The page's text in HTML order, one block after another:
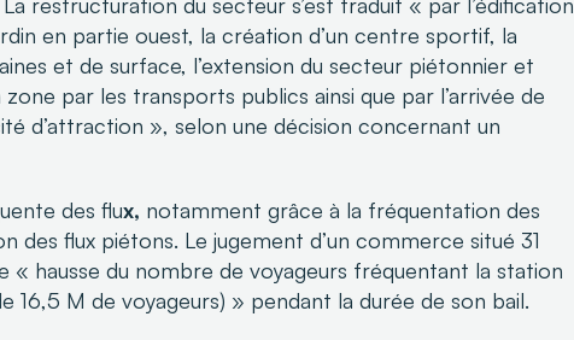
en partie ouest, la création d’un centre sportif, la
et de surface, l’extension du secteur piétonnier et
par les transports publics ainsi que par l’arrivée de
d’attraction », selon une décision concernant un
des flux, notamment grâce à la fréquentation des
des flux piétons. Le jugement d’un commerce situé 31
« hausse du nombre de voyageurs fréquentant la station
16,5 M de voyageurs) » pendant la durée de son bail.